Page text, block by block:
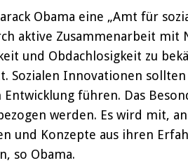
Obama eine „Amt für
aktive Zusammenarbeit mit
und Obdachlosigkeit zu
Sozialen Innovationen
führen. Das
werden. Es wird mit,
und Konzepte aus ihren
so Obama.